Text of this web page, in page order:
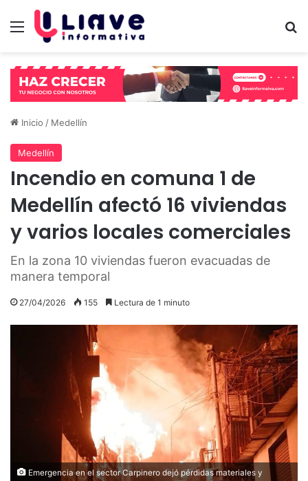
Menú
Inicio / Medellín
Medellín
Incendio en comuna 1 de
Medellín afectó 16 viviendas
y varios locales comerciales
En la zona 10 viviendas fueron evacuadas de
manera temporal
27/04/2026 155 Lectura de 1 minuto
Emergencia en el sector Carpinero dejó pérdidas materiales y